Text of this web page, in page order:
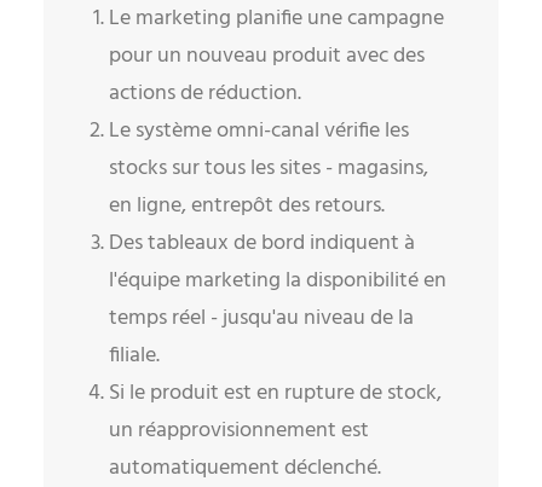
Le marketing planifie une campagne
pour un nouveau produit avec des
actions de réduction.
Le système omni-canal vérifie les
stocks sur tous les sites - magasins,
en ligne, entrepôt des retours.
Des tableaux de bord indiquent à
l'équipe marketing la disponibilité en
temps réel - jusqu'au niveau de la
filiale.
Si le produit est en rupture de stock,
un réapprovisionnement est
automatiquement déclenché.